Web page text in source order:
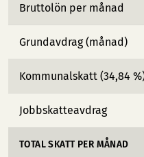
Bruttolön per månad
Grundavdrag (månad)
Kommunalskatt (34,84
Jobbskatteavdrag
TOTAL SKATT PER MÅNAD